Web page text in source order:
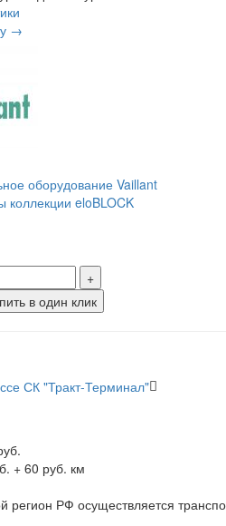
→
оборудование Vaillant
коллекции eloBLOCK
+
в один клик
СК "Тракт-Терминал"
+ 60 руб. км
регион РФ осуществляется